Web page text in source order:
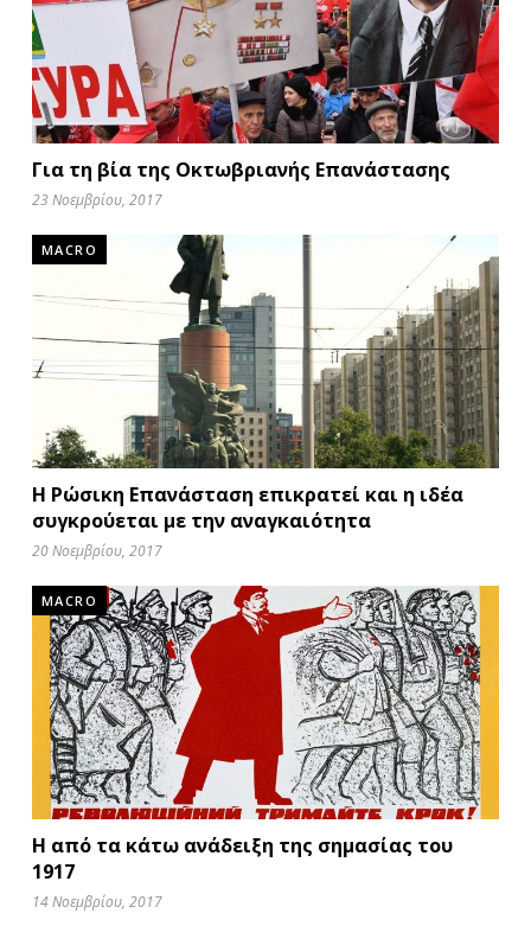
Για τη βία της Oκτωβριανής Eπανάστασης
23 Νοεμβρίου, 2017
MACRO
Η Ρώσικη Επανάσταση επικρατεί και η ιδέα
συγκρούεται με την αναγκαιότητα
20 Νοεμβρίου, 2017
MACRO
Η από τα κάτω ανάδειξη της σημασίας του
1917
14 Νοεμβρίου, 2017